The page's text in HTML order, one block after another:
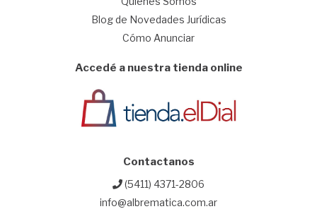
Blog de Novedades Jurídicas
Cómo Anunciar
Accedé a nuestra tienda online
Contactanos
(5411) 4371-2806
info@albrematica.com.ar